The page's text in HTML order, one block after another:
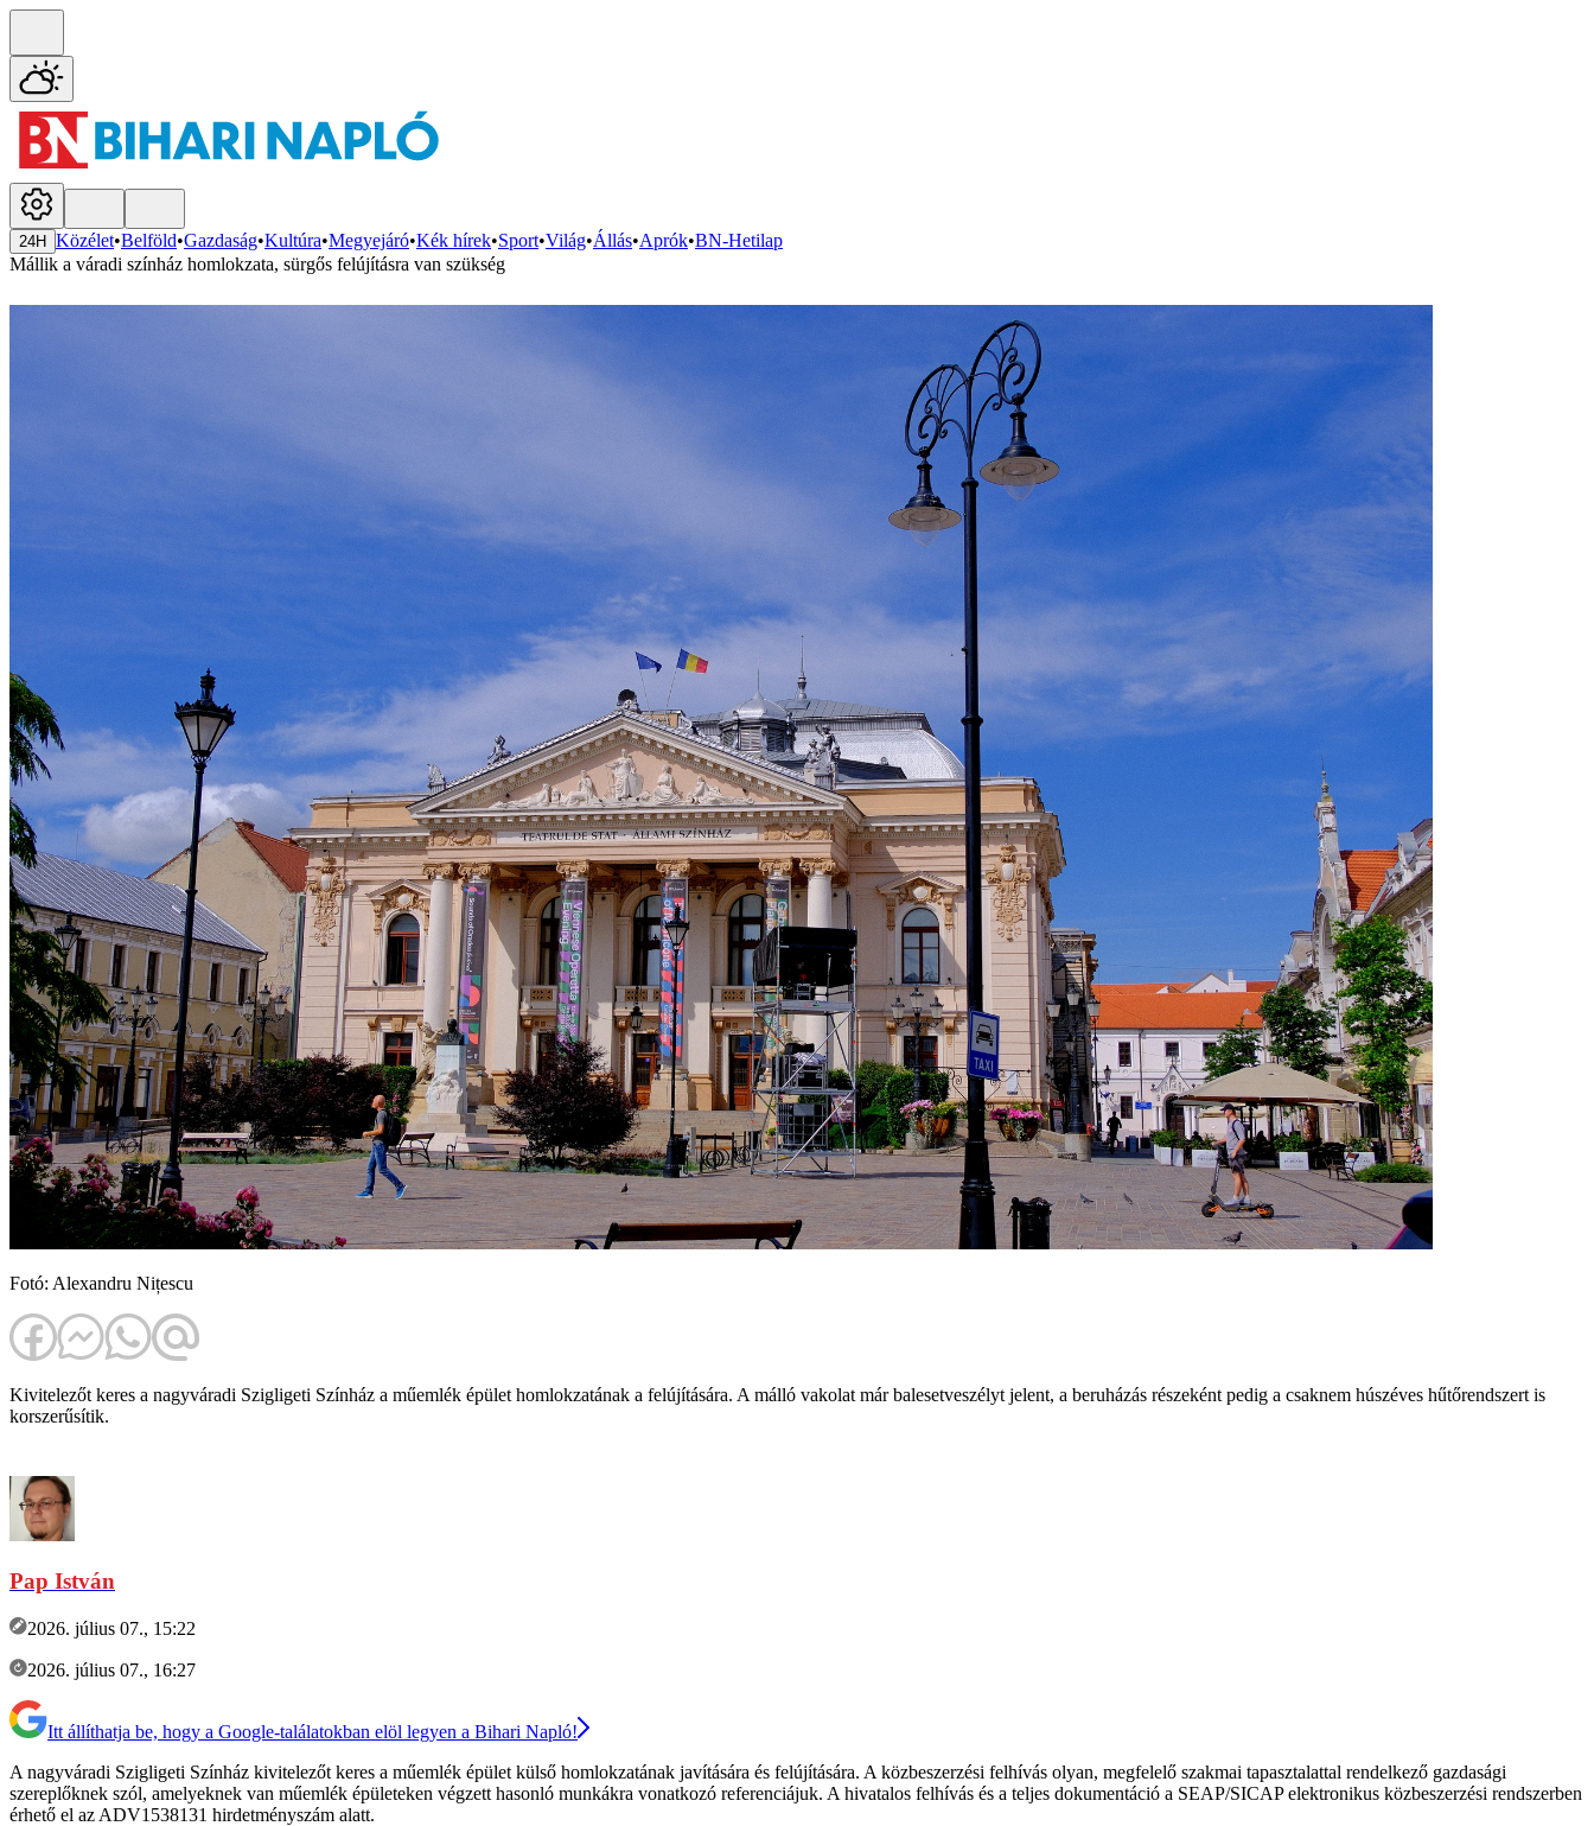
24H Közélet•Belföld•Gazdaság•Kultúra•Megyejáró•Kék hírek•Sport•Világ•Állás•Aprók•BN-Hetilap
Mállik a váradi színház homlokzata, sürgős felújításra van szükség
Fotó: Alexandru Nițescu
Kivitelezőt keres a nagyváradi Szigligeti Színház a műemlék épület homlokzatának a felújítására. A málló vakolat már balesetveszélyt jelent, a beruházás részeként pedig a csaknem húszéves hűtőrendszert is
korszerűsítik.
Pap István
2026. július 07., 15:22
2026. július 07., 16:27
Itt állíthatja be, hogy a Google-találatokban elöl legyen a Bihari Napló!
A nagyváradi Szigligeti Színház kivitelezőt keres a műemlék épület külső homlokzatának javítására és felújítására. A közbeszerzési felhívás olyan, megfelelő szakmai tapasztalattal rendelkező gazdasági
szereplőknek szól, amelyeknek van műemlék épületeken végzett hasonló munkákra vonatkozó referenciájuk. A hivatalos felhívás és a teljes dokumentáció a SEAP/SICAP elektronikus közbeszerzési rendszerben
érhető el az ADV1538131 hirdetményszám alatt.